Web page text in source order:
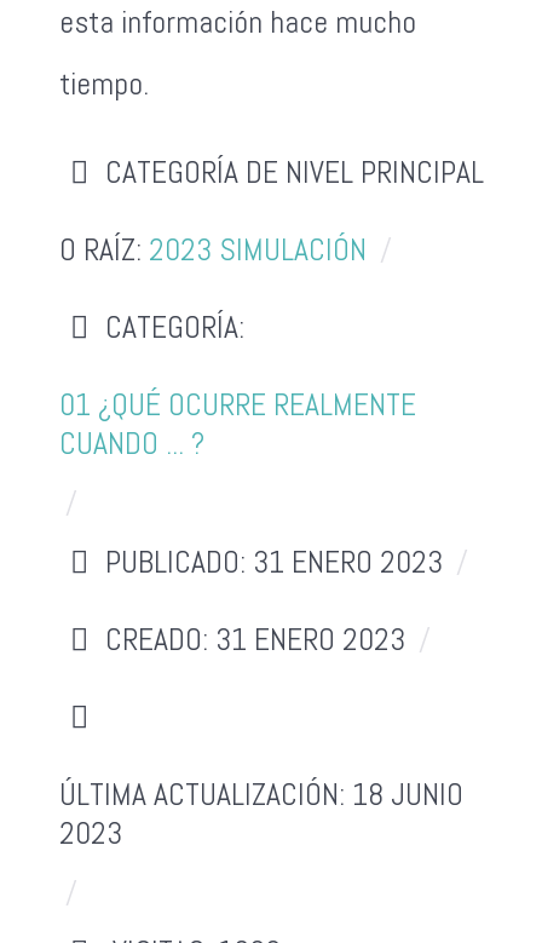
esta información hace mucho
tiempo.
CATEGORÍA DE NIVEL PRINCIPAL
O RAÍZ: 2023 SIMULACIÓN
CATEGORÍA:
01 ¿QUÉ OCURRE REALMENTE
CUANDO ... ?
PUBLICADO: 31 ENERO 2023
CREADO: 31 ENERO 2023
ÚLTIMA ACTUALIZACIÓN: 18 JUNIO
2023